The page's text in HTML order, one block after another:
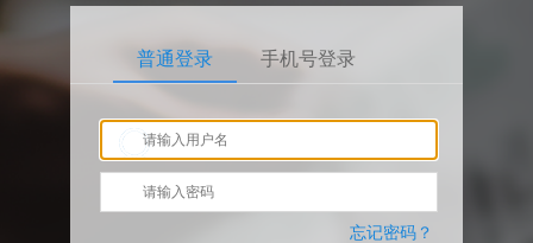
普通登录 手机号登录
忘记密码？